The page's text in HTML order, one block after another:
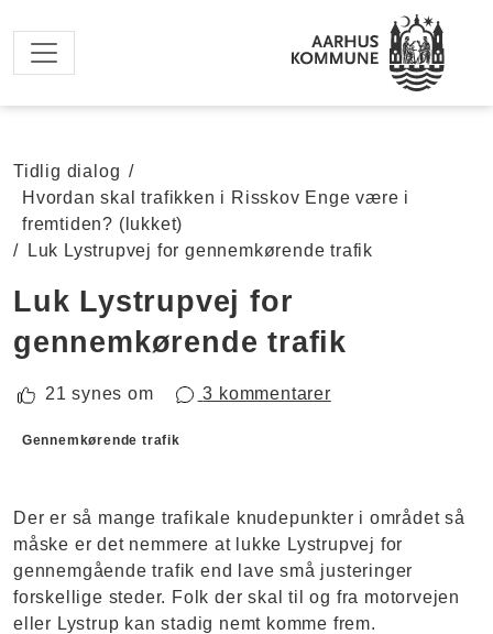
Tidlig dialog /
Hvordan skal trafikken i Risskov Enge være i
fremtiden? (lukket)
/
Luk Lystrupvej for gennemkørende trafik
Luk Lystrupvej for
gennemkørende trafik
21 synes om 3 kommentarer
Forslagskategorier
Gennemkørende trafik
Der er så mange trafikale knudepunkter i området så
måske er det nemmere at lukke Lystrupvej for
gennemgående trafik end lave små justeringer
forskellige steder. Folk der skal til og fra motorvejen
eller Lystrup kan stadig nemt komme frem.